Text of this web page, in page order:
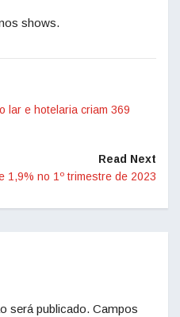
shows.
lar e hotelaria criam 369
Read Next
1,9% no 1º trimestre de 2023
será publicado. Campos